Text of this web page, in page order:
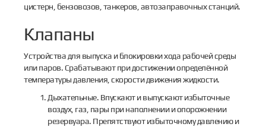
цистерн, бензовозов, танкеров, автозаправочных станций.
Клапаны
Устройства для выпуска и блокировки хода рабочей среды
или паров. Срабатывают при достижении определённой
температуры давления, скорости движения жидкости.
Дыхательные. Впускают и выпускают избыточные
воздух, газ, пары при наполнении и опорожнении
резервуара. Препятствуют избыточному давлению и